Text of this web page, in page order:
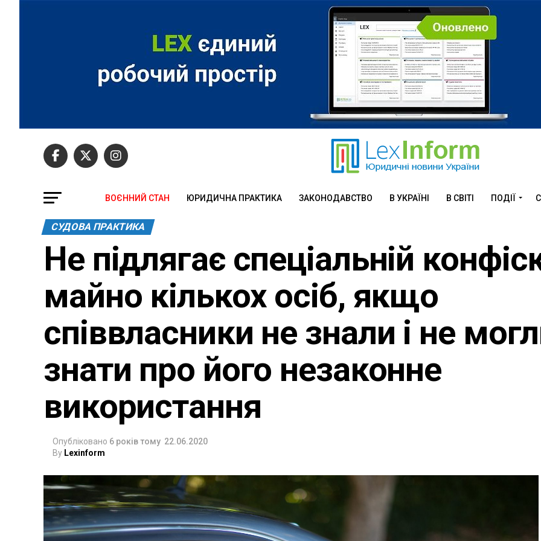
ВОЄННИЙ СТАН ЮРИДИЧНА ПРАКТИКА ЗАКОНОДАВСТВО В УКРАЇНІ В СВІТІ ПОДІЇ
СУДОВА ПРАКТИКА
Не підлягає спеціальній
майно кількох осіб, якщо
співвласники не знали і не
знати про його незаконне
використання
Опубліковано 6 років тому 22.06.2020
By Lexinform